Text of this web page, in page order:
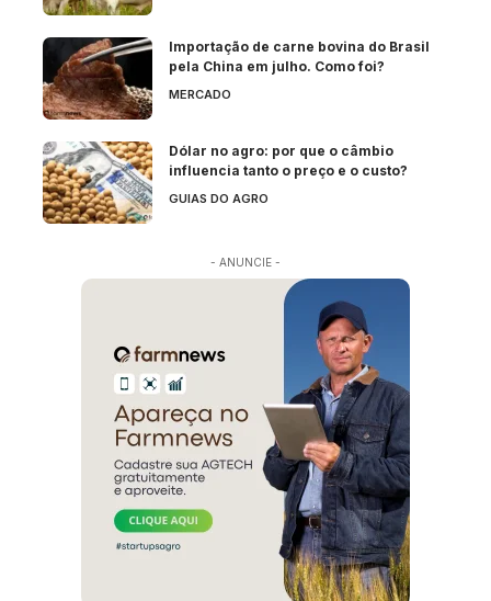
Importação de carne bovina do Brasil
pela China em julho. Como foi?
MERCADO
Dólar no agro: por que o câmbio
influencia tanto o preço e o custo?
GUIAS DO AGRO
- ANUNCIE -